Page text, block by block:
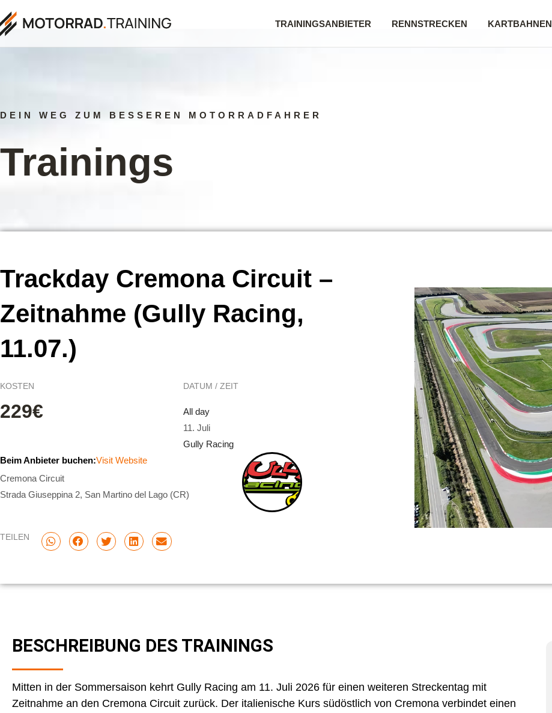
TRAININGSANBIETER RENNSTRECKEN KARTBAHNEN
DEIN WEG ZUM BESSEREN MOTORRADFAHRER
Trainings
Trackday Cremona Circuit –
Zeitnahme (Gully Racing,
11.07.)
KOSTEN
229€
DATUM / ZEIT
All day
11. Juli
Gully Racing
Beim Anbieter buchen:Visit Website
Cremona Circuit
Strada Giuseppina 2, San Martino del Lago (CR)
TEILEN
BESCHREIBUNG DES TRAININGS
Mitten in der Sommersaison kehrt Gully Racing am 11. Juli 2026 für einen weiteren Streckentag mit
Zeitnahme an den Cremona Circuit zurück. Der italienische Kurs südöstlich von Cremona verbindet einen